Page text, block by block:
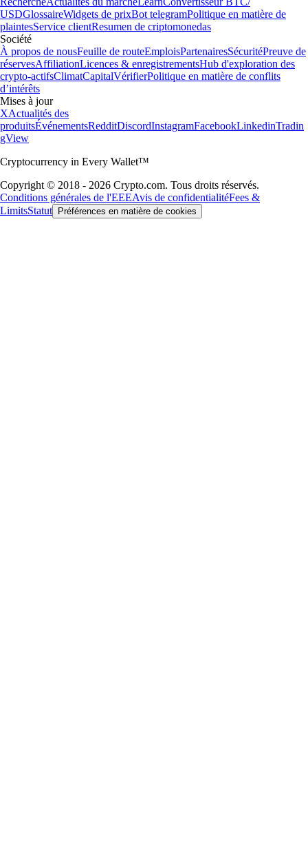
USDGlossaireWidgets de prixBot telegramPolitique en matière de
plaintesService clientResumen de criptomonedas
Société
À propos de nousFeuille de routeEmploisPartenairesSécuritéPreuve de
réservesAffiliationLicences & enregistrementsHub d'exploration des
crypto-actifsClimatCapitalVérifierPolitique en matière de conflits
d’intérêts
Mises à jour
XActualités des
produitsÉvénementsRedditDiscordInstagramFacebookLinkedinTradin
gView
Cryptocurrency in Every Wallet™
Copyright © 2018 - 2026 Crypto.com. Tous droits réservés.
Conditions générales de l'EEEAvis de confidentialitéFees &
LimitsStatut Préférences en matière de cookies